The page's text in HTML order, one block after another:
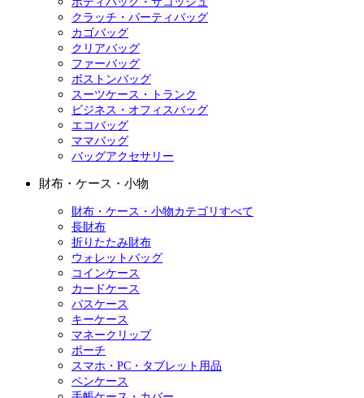
クラッチ・パーティバッグ
カゴバッグ
クリアバッグ
ファーバッグ
ボストンバッグ
スーツケース・トランク
ビジネス・オフィスバッグ
エコバッグ
ママバッグ
バッグアクセサリー
財布・ケース・小物
財布・ケース・小物カテゴリすべて
長財布
折りたたみ財布
ウォレットバッグ
コインケース
カードケース
パスケース
キーケース
マネークリップ
ポーチ
スマホ・PC・タブレット用品
ペンケース